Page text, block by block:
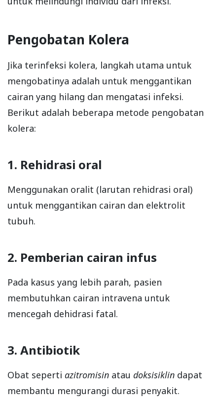
Pengobatan Kolera
Jika terinfeksi kolera, langkah utama untuk
mengobatinya adalah untuk menggantikan
cairan yang hilang dan mengatasi infeksi.
Berikut adalah beberapa metode pengobatan
kolera:
1. Rehidrasi oral
Menggunakan oralit (larutan rehidrasi oral)
untuk menggantikan cairan dan elektrolit
tubuh.
2. Pemberian cairan infus
Pada kasus yang lebih parah, pasien
membutuhkan cairan intravena untuk
mencegah dehidrasi fatal.
3. Antibiotik
Obat seperti azitromisin atau doksisiklin dapat
membantu mengurangi durasi penyakit.